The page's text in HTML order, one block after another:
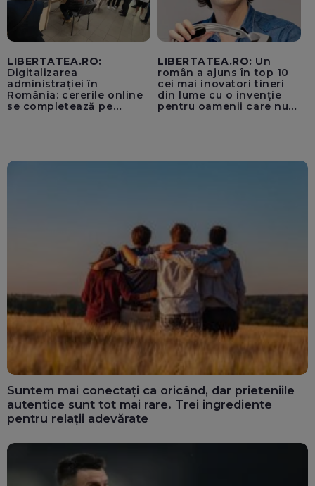
LIBERTATEA.RO:
Digitalizarea
administrației în
România: cererile online
se completează pe
LIBERTATEA.RO: Un
român a ajuns în top 10
cei mai inovatori tineri
din lume cu o invenție
pentru oamenii care nu
Suntem mai conectați ca oricând, dar prieteniile
autentice sunt tot mai rare. Trei ingrediente
pentru relații adevărate